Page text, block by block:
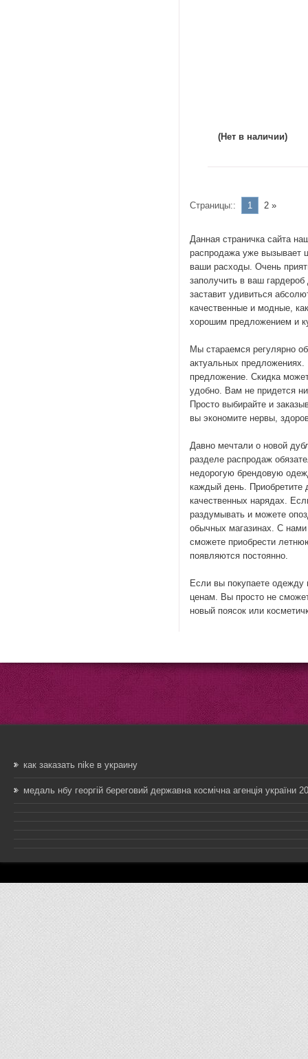
(Нет в наличии)
Страницы:: 1 2 »
Данная страничка сайта
распродажа уже вызывает
ваши расходы. Очень
заполучить в ваш
заставит удивиться
качественные и модные,
хорошим предложением и
Мы стараемся регулярно
актуальных
предложение. Скидка
удобно. Вам не придется
Просто выбирайте и
вы экономите нервы,
Давно мечтали о новой
разделе распродаж
недорогую брендовую
каждый день. Приобретите
качественных нарядах.
раздумывать и можете
обычных магазинах. С
сможете приобрести
появляются постоянно.
Если вы покупаете одежду
ценам. Вы просто не
новый поясок или
как заказать nike в украину
медаль нбу георгій береговий державна космічна агенція україни